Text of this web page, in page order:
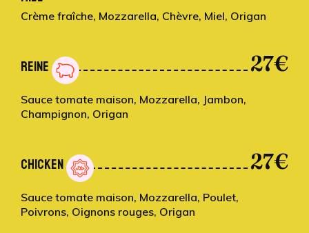
Crème fraîche, Mozzarella, Chèvre, Miel, Origan
REINE 27€
Sauce tomate maison, Mozzarella, Jambon,
Champignon, Origan
CHICKEN 27€
Sauce tomate maison, Mozzarella, Poulet,
Poivrons, Oignons rouges, Origan